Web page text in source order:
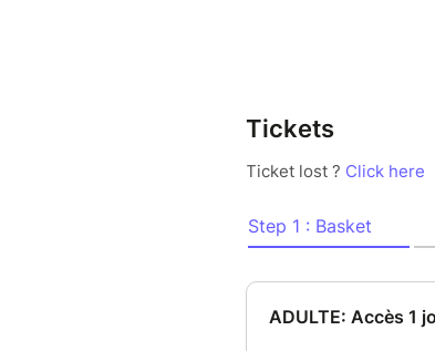
authentiques de
troublantes. Un
prendre la parole et
PROGRAMME DES
????????????????
Tickets